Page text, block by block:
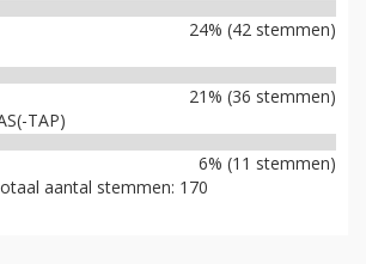
24% (42 stemmen)
21% (36 stemmen)
TAP)
6% (11 stemmen)
aantal stemmen: 170